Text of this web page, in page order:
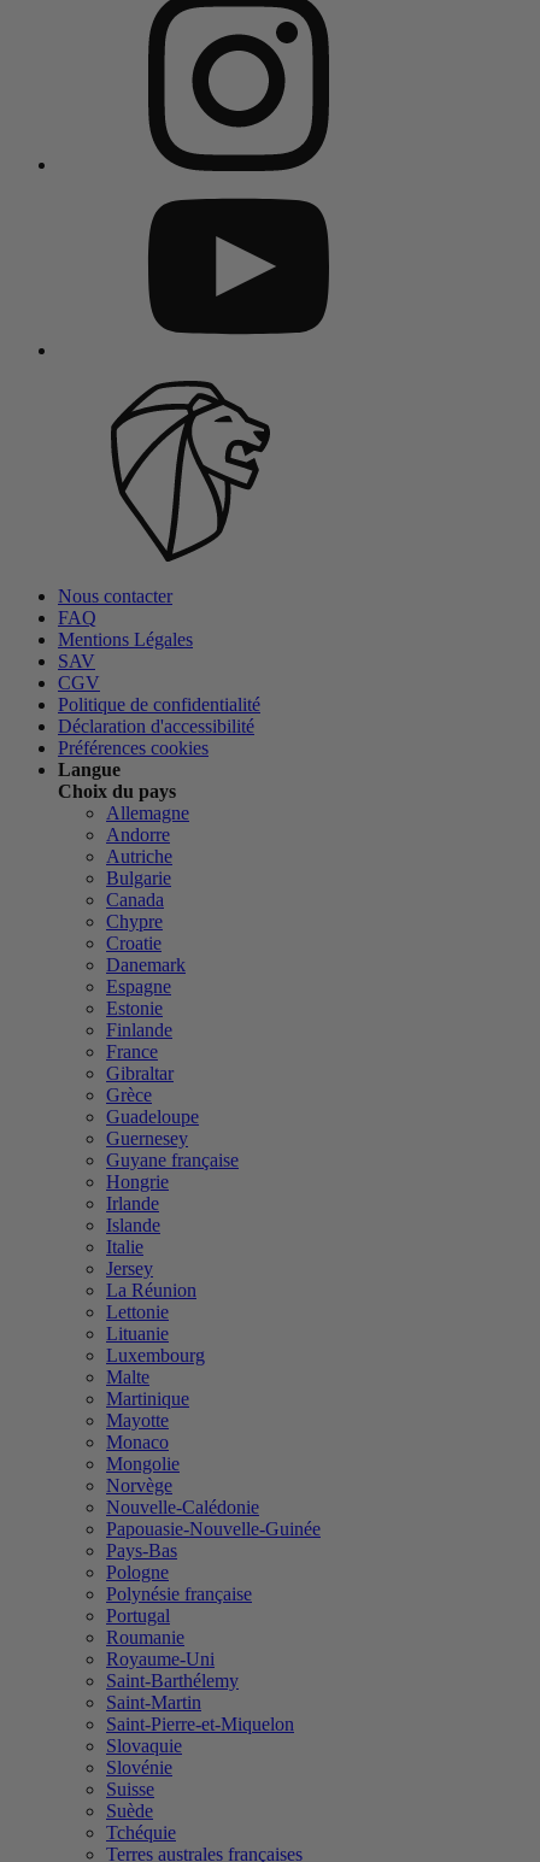
Nous contacter
FAQ
Mentions Légales
SAV
CGV
Politique de confidentialité
Déclaration d'accessibilité
Préférences cookies
Langue
Choix du pays
Allemagne
Andorre
Autriche
Bulgarie
Canada
Chypre
Croatie
Danemark
Espagne
Estonie
Finlande
France
Gibraltar
Grèce
Guadeloupe
Guernesey
Guyane française
Hongrie
Irlande
Islande
Italie
Jersey
La Réunion
Lettonie
Lituanie
Luxembourg
Malte
Martinique
Mayotte
Monaco
Mongolie
Norvège
Nouvelle-Calédonie
Papouasie-Nouvelle-Guinée
Pays-Bas
Pologne
Polynésie française
Portugal
Roumanie
Royaume-Uni
Saint-Barthélemy
Saint-Martin
Saint-Pierre-et-Miquelon
Slovaquie
Slovénie
Suisse
Suède
Tchéquie
Terres australes françaises